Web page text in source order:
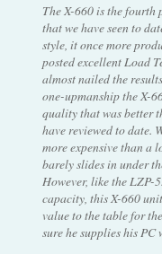
The X-660 is the fourth
that we have seen to
style, it once more
posted excellent Load
almost nailed the
one-upmanship the X-
quality that was better
have reviewed to date.
more expensive than a
barely slides in under
However, like the LZP-
capacity, this X-660
value to the table for
sure he supplies his PC